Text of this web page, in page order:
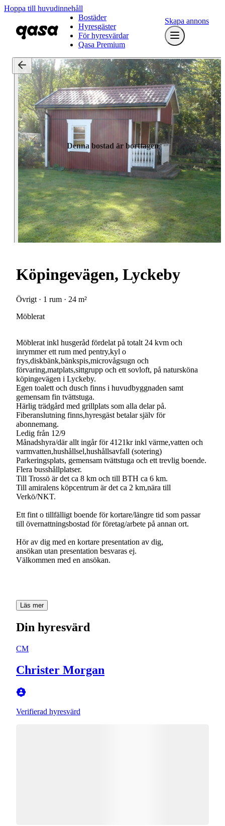
Hoppa till huvudinnehåll
Bostäder
Hyresgäster
För hyresvärdar
Qasa Premium
Skapa annons
Denna bostad är borttagen
Köpingevägen, Lyckeby
Övrigt · 1 rum · 24 m²
Möblerat
Möblerat inkl husgeråd fördelat på totalt 24 kvm och
inrymmer ett rum med pentry,kyl o
frys,diskbänk,bänkspis,microvågsugn och
förvaring,matplats,sittgrupp och ett sovloft, på natursköna
köpingevägen i Lyckeby.
Egen toalett och dusch finns i huvudbyggnaden samt
gemensam fin tvättstuga.
Härlig trädgård med grillplats som alla delar på.
Fiberanslutning finns,hyresgäst betalar själv för
abonnemang.
Ledig från 12/9
Månadshyra/där allt ingår för 4121kr inkl värme,vatten och
varmvatten,hushållsel,hushållsavfall (sotering)
Parkeringsplats, gemensam tvättstuga och ett trevlig boende.
Flera busshållplatser.
Till Trossö är det ca 8 km och till BTH ca 6 km.
Till amiralens köpcentrum är det ca 2 km,nära till
Verkö/NKT.
Ett fint o tillfälligt boende för kortare/längre tid som passar
till övernattningsbostad för företag/arbete på annan ort.
Hör av dig med en kortare presentation av dig,
ansökan utan presentation besvaras ej.
Välkommen med en ansökan.
Läs mer
Din hyresvärd
CM
Christer Morgan
Verifierad hyresvärd